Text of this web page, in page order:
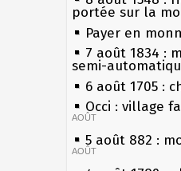
portée sur la
Payer en
7 août 1834 :
semi-
6 août 1705 :
Occi : village
AOÛT
5 août 882 :
AOÛT